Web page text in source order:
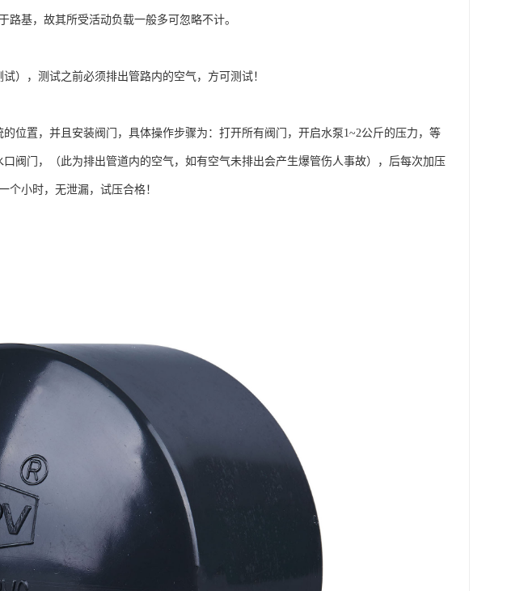
路基，故其所受活动负载一般多可忽略不计。
），测试之前必须排出管路内的空气，方可测试！
位置，并且安装阀门，具体操作步骤为：打开所有阀门，开启水泵1~2公斤的压力，等
阀门，（此为排出管道内的空气，如有空气未排出会产生爆管伤人事故），后每次加压
个小时，无泄漏，试压合格！